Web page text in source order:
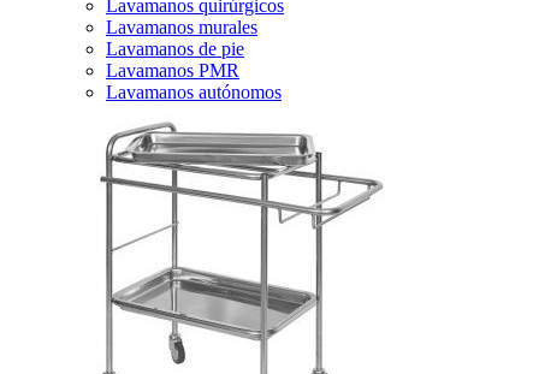
Lavamanos quirúrgicos
Lavamanos murales
Lavamanos de pie
Lavamanos PMR
Lavamanos autónomos